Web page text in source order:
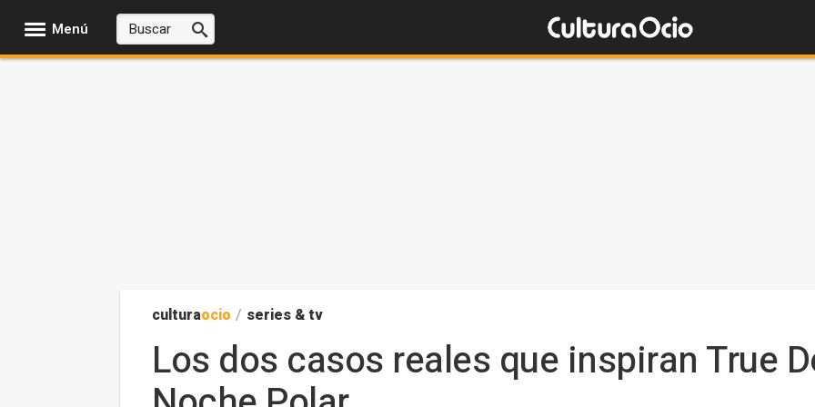
Menú
culturaocio / series & tv
Los dos casos reales que inspiran True